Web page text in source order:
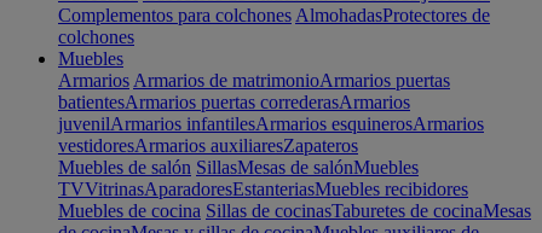
Complementos para colchones AlmohadasProtectores de
colchones
Muebles
Armarios Armarios de matrimonioArmarios puertas
batientesArmarios puertas correderasArmarios
juvenilArmarios infantilesArmarios esquinerosArmarios
vestidoresArmarios auxiliaresZapateros
Muebles de salón SillasMesas de salónMuebles
TVVitrinasAparadoresEstanteriasMuebles recibidores
Muebles de cocina Sillas de cocinasTaburetes de cocinaMesas